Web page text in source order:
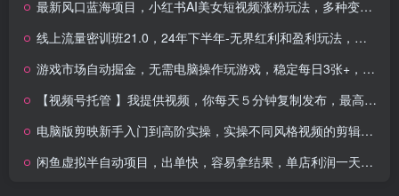
最新风口蓝海项目，小红书AI美女短视频涨粉玩法，多种变现方式轻松月入过万
线上流量密训班21.0，24年下半年-无界红利和盈利玩法，终极优化/无界关键词/无界精准人群
游戏市场自动掘金，无需电脑操作玩游戏，稳定每日3张+，支持任何形式验证
【视频号托管 】我提供视频，你每天５分钟复制发布，最高月入1W
电脑版剪映新手入门到高阶实操，实操不同风格视频的剪辑技巧，轻松产出高质量作品
闲鱼虚拟半自动项目，出单快，容易拿结果，单店利润一天3-5张